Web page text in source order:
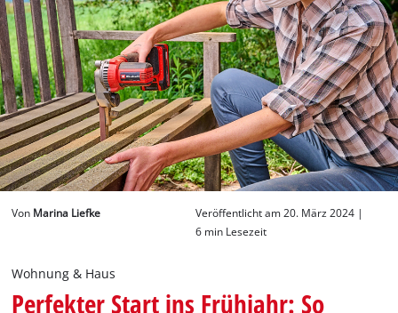
Deutsch
DEDeutsch
Von Marina Liefke
Veröffentlicht am 20. März 2024 |
6 min Lesezeit
Wohnung & Haus
Perfekter Start ins Frühjahr: So